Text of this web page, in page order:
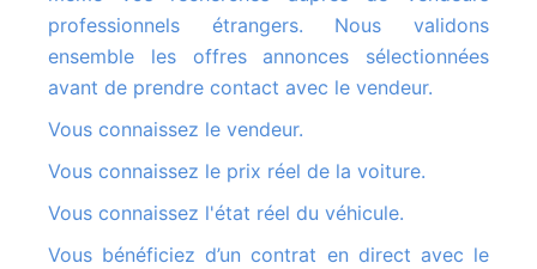
professionnels étrangers. Nous validons
ensemble les offres annonces sélectionnées
avant de prendre contact avec le vendeur.
Vous connaissez le vendeur.
Vous connaissez le prix réel de la voiture.
Vous connaissez l'état réel du véhicule.
Vous bénéficiez d’un contrat en direct avec le